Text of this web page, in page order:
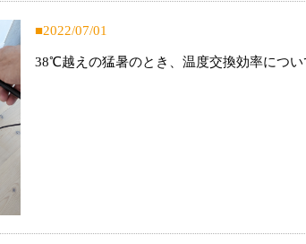
2022/07/01
38℃越えの猛暑のとき、温度交換効率につ